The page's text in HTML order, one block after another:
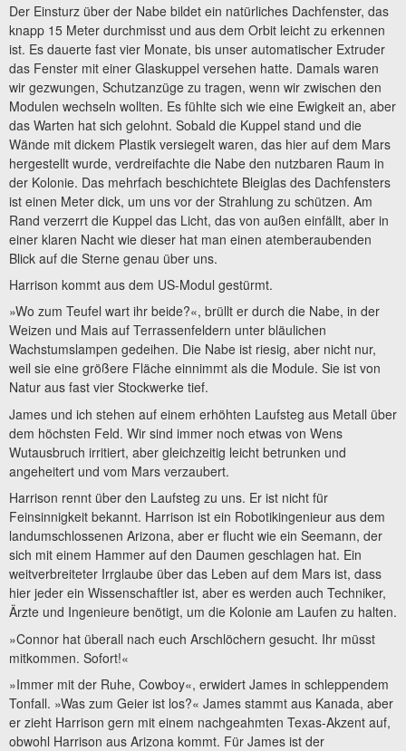
Der Einsturz über der Nabe bildet ein natürliches Dachfenster, das
knapp 15 Meter durchmisst und aus dem Orbit leicht zu erkennen
ist. Es dauerte fast vier Monate, bis unser automatischer Extruder
das Fenster mit einer Glaskuppel versehen hatte. Damals waren
wir gezwungen, Schutzanzüge zu tragen, wenn wir zwischen den
Modulen wechseln wollten. Es fühlte sich wie eine Ewigkeit an, aber
das Warten hat sich gelohnt. Sobald die Kuppel stand und die
Wände mit dickem Plastik versiegelt waren, das hier auf dem Mars
hergestellt wurde, verdreifachte die Nabe den nutzbaren Raum in
der Kolonie. Das mehrfach beschichtete Bleiglas des Dachfensters
ist einen Meter dick, um uns vor der Strahlung zu schützen. Am
Rand verzerrt die Kuppel das Licht, das von außen einfällt, aber in
einer klaren Nacht wie dieser hat man einen atemberaubenden
Blick auf die Sterne genau über uns.
Harrison kommt aus dem US-Modul gestürmt.
»Wo zum Teufel wart ihr beide?«, brüllt er durch die Nabe, in der
Weizen und Mais auf Terrassenfeldern unter bläulichen
Wachstumslampen gedeihen. Die Nabe ist riesig, aber nicht nur,
weil sie eine größere Fläche einnimmt als die Module. Sie ist von
Natur aus fast vier Stockwerke tief.
James und ich stehen auf einem erhöhten Laufsteg aus Metall über
dem höchsten Feld. Wir sind immer noch etwas von Wens
Wutausbruch irritiert, aber gleichzeitig leicht betrunken und
angeheitert und vom Mars verzaubert.
Harrison rennt über den Laufsteg zu uns. Er ist nicht für
Feinsinnigkeit bekannt. Harrison ist ein Robotikingenieur aus dem
landumschlossenen Arizona, aber er flucht wie ein Seemann, der
sich mit einem Hammer auf den Daumen geschlagen hat. Ein
weitverbreiteter Irrglaube über das Leben auf dem Mars ist, dass
hier jeder ein Wissenschaftler ist, aber es werden auch Techniker,
Ärzte und Ingenieure benötigt, um die Kolonie am Laufen zu halten.
»Connor hat überall nach euch Arschlöchern gesucht. Ihr müsst
mitkommen. Sofort!«
»Immer mit der Ruhe, Cowboy«, erwidert James in schleppendem
Tonfall. »Was zum Geier ist los?« James stammt aus Kanada, aber
er zieht Harrison gern mit einem nachgeahmten Texas-Akzent auf,
obwohl Harrison aus Arizona kommt. Für James ist der